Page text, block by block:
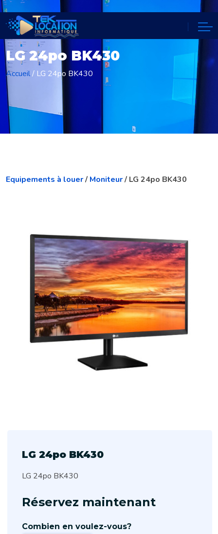
LG 24po BK430
Accueil/ LG 24po BK430
Equipements à louer/ Moniteur/ LG 24po BK430
LG 24po BK430
LG 24po BK430
Réservez maintenant
Combien en voulez-vous?